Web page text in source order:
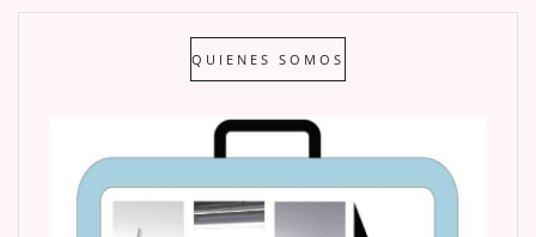
QUIENES SOMOS